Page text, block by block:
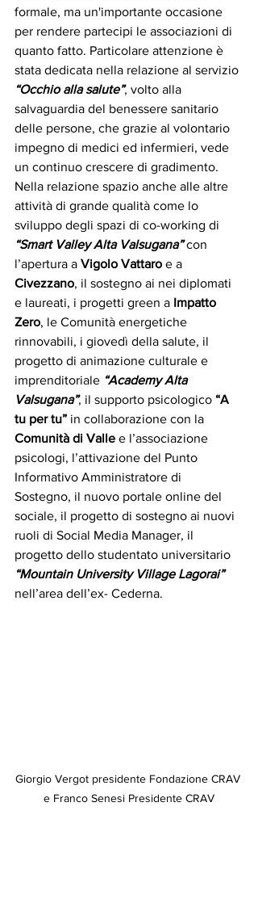
formale, ma un'importante occasione
per rendere partecipi le associazioni di
quanto fatto. Particolare attenzione è
stata dedicata nella relazione al servizio
“Occhio alla salute”, volto alla
salvaguardia del benessere sanitario
delle persone, che grazie al volontario
impegno di medici ed infermieri, vede
un continuo crescere di gradimento.
Nella relazione spazio anche alle altre
attività di grande qualità come lo
sviluppo degli spazi di co-working di
“Smart Valley Alta Valsugana” con
l’apertura a Vigolo Vattaro e a
Civezzano, il sostegno ai nei diplomati
e laureati, i progetti green a Impatto
Zero, le Comunità energetiche
rinnovabili, i giovedì della salute, il
progetto di animazione culturale e
imprenditoriale “Academy Alta
Valsugana”, il supporto psicologico “A
tu per tu” in collaborazione con la
Comunità di Valle e l’associazione
psicologi, l’attivazione del Punto
Informativo Amministratore di
Sostegno, il nuovo portale online del
sociale, il progetto di sostegno ai nuovi
ruoli di Social Media Manager, il
progetto dello studentato universitario
“Mountain University Village Lagorai”
nell’area dell’ex- Cederna.
Giorgio Vergot presidente Fondazione CRAV
e Franco Senesi Presidente CRAV